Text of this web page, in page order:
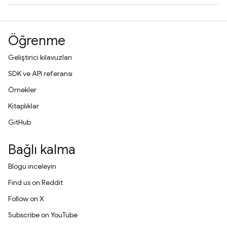
Öğrenme
Geliştirici kılavuzları
SDK ve API referansı
Örnekler
Kitaplıklar
GitHub
Bağlı kalma
Blogu inceleyin
Find us on Reddit
Follow on X
Subscribe on YouTube